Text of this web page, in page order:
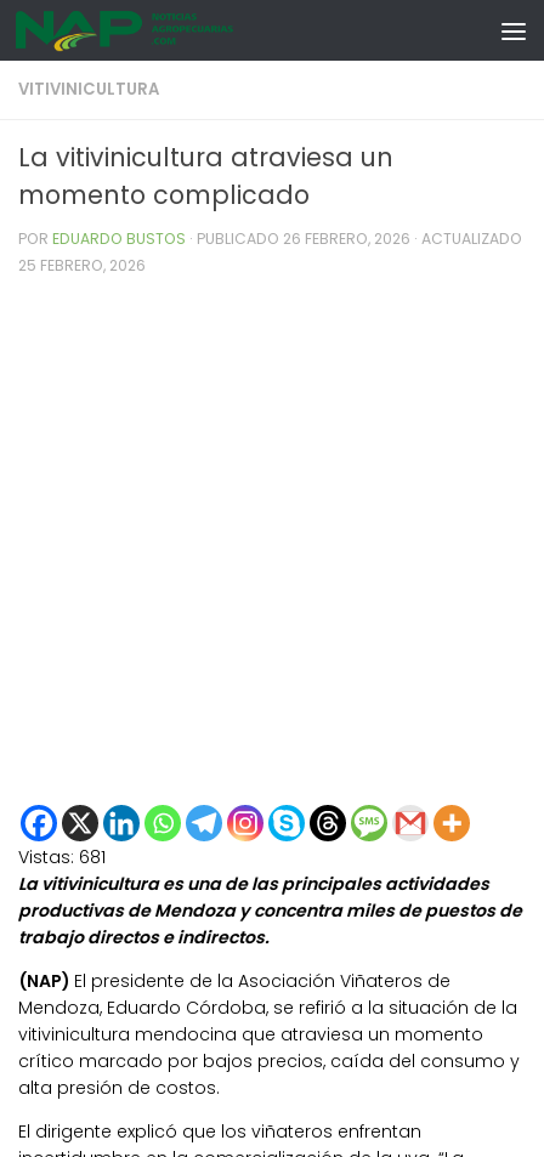
Skip to content
VITIVINICULTURA
La vitivinicultura atraviesa un
momento complicado
POR EDUARDO BUSTOS · PUBLICADO 26 FEBRERO, 2026 · ACTUALIZADO
25 FEBRERO, 2026
Vistas: 681
La vitivinicultura es una de las principales actividades
productivas de Mendoza y concentra miles de puestos de
trabajo directos e indirectos.
(NAP) El presidente de la Asociación Viñateros de
Mendoza, Eduardo Córdoba, se refirió a la situación de la
vitivinicultura mendocina que atraviesa un momento
crítico marcado por bajos precios, caída del consumo y
alta presión de costos.
El dirigente explicó que los viñateros enfrentan